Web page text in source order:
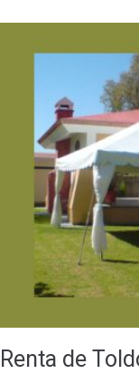
Renta de